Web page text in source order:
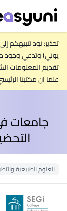
تحذير: نود تنبيهكم
يوني) وتدعي وجود
تقديم المعلومات
علما ان مكتبنا
جامعات
العلوم الطبيعية